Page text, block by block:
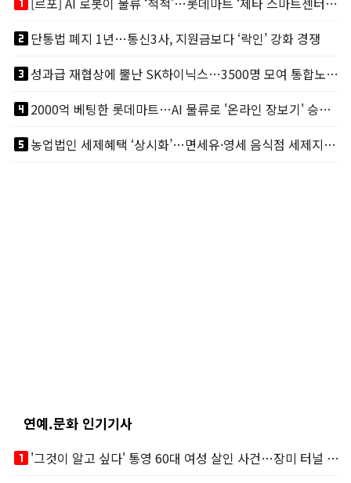
looks_two단통법 폐지 1년…통신3사, 지원금보다 ‘락인’ 강화 경쟁
looks_3
성과급 재협상에 뿔난 SK하이닉스…3500명 모여 통합노조 띄운다
looks_4
2000억 베팅한 롯데마트…AI 물류로 '온라인 장보기' 승부수
looks_5
농업법인 세제혜택 ‘상시화’…면세유·영세 음식점 세제지원도 연장
연예.문화 인기기사
looks_one
'그것이 알고 싶다' 통영 60대 여성 살인 사건…장미 터널 아래 킬러, 누구냐 넌?